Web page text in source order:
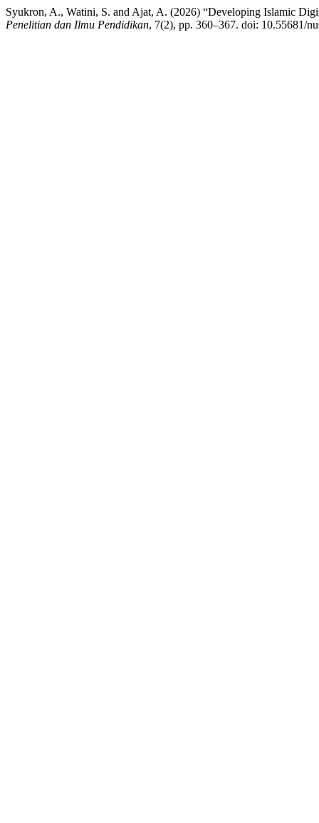
Syukron, A., Watini, S. and Ajat, A. (2026) “Developing Islamic
Penelitian dan Ilmu Pendidikan, 7(2), pp. 360–367. doi: 10.55681/